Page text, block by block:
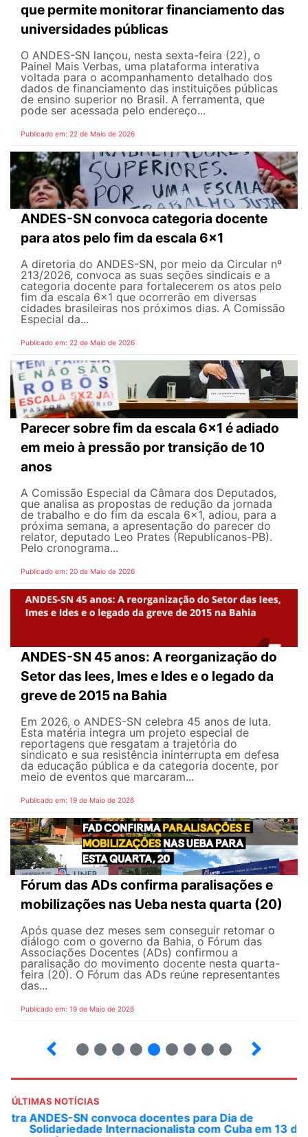
que permite monitorar financiamento das
universidades públicas
O ANDES-SN lançou, nesta sexta-feira (22), o
Painel Mais Verbas, uma plataforma interativa
voltada para o acompanhamento detalhado dos
dados de financiamento das instituições públicas
de ensino superior no Brasil. A ferramenta, que
pode ser acessada pelo endereço...
Publicado em: 22 de Maio de 2026
ANDES-SN convoca categoria docente
para atos pelo fim da escala 6x1
A diretoria do ANDES-SN, por meio da Circular nº
213/2026, convoca as suas seções sindicais e a
categoria docente para fortalecerem os atos pelo
fim da escala 6x1 que ocorrerão em diversas
cidades brasileiras nos próximos dias. A Comissão
Especial da...
Publicado em: 22 de Maio de 2026
Parecer sobre fim da escala 6x1 é adiado
em meio à pressão por transição de 10
anos
A Comissão Especial da Câmara dos Deputados,
que analisa as propostas de redução da jornada
de trabalho e do fim da escala 6x1, adiou, para a
próxima semana, a apresentação do parecer do
relator, deputado Leo Prates (Republicanos-PB).
Pelo cronograma...
Publicado em: 20 de Maio de 2026
ANDES-SN 45 anos: A reorganização do
Setor das Iees, Imes e Ides e o legado da
greve de 2015 na Bahia
Em 2026, o ANDES-SN celebra 45 anos de luta.
Esta matéria integra um projeto especial de
reportagens que resgatam a trajetória do
sindicato e sua resistência ininterrupta em defesa
da educação pública e da categoria docente, por
meio de eventos que marcaram...
Publicado em: 19 de Maio de 2026
Fórum das ADs confirma paralisações e
mobilizações nas Ueba nesta quarta (20)
Após quase dez meses sem conseguir retomar o
diálogo com o governo da Bahia, o Fórum das
Associações Docentes (ADs) confirmou a
paralisação do movimento docente nesta quarta-
feira (20). O Fórum das ADs reúne representantes
das...
Publicado em: 19 de Maio de 2026
ÚLTIMAS NOTÍCIAS
ANDES-SN convoca docentes para Dia de
Solidariedade Internacionalista com Cuba em 13 de